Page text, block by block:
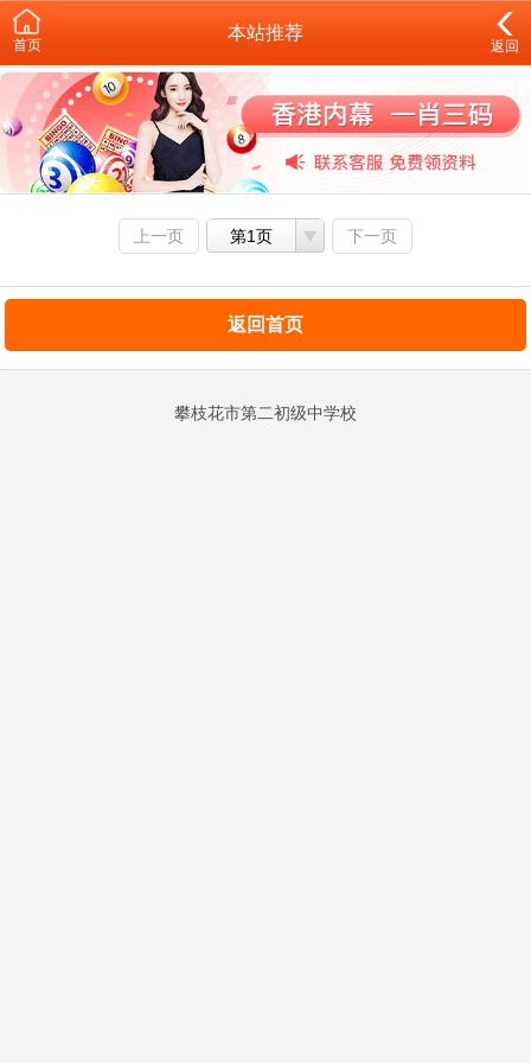
首页
本站推荐
返回
上一页 第1页 下一页
返回首页
攀枝花市第二初级中学校